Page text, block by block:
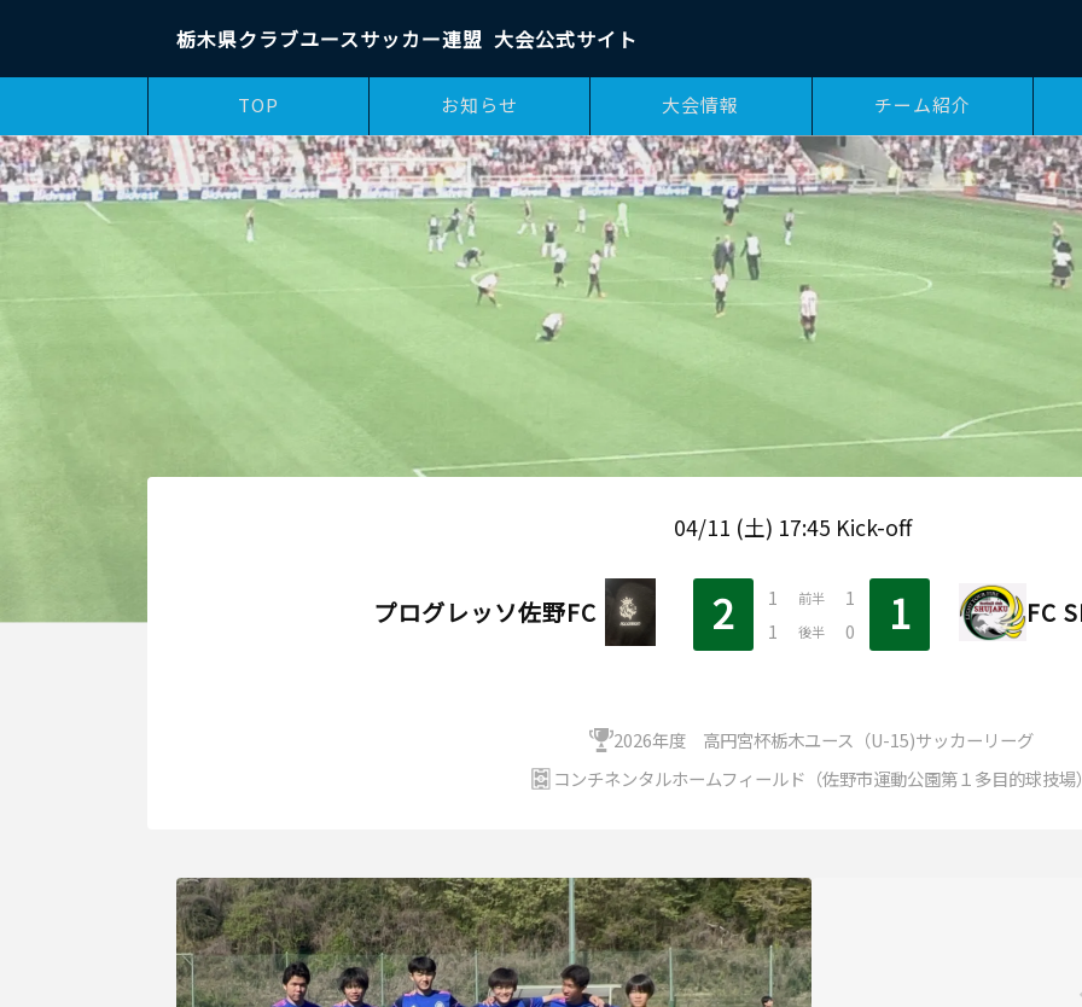
栃木県クラブユースサッカー連盟 大会公式サイト
TOP お知らせ 大会情報 チーム紹介
04/11 (土) 17:45 Kick-off
プログレッソ佐野FC 2 1 前半
1
1
後半 0 1 FC
2026年度 高円宮杯栃木ユース（U-15)サッカーリーグ
コンチネンタルホームフィールド（佐野市運動公園第１多目的球技場